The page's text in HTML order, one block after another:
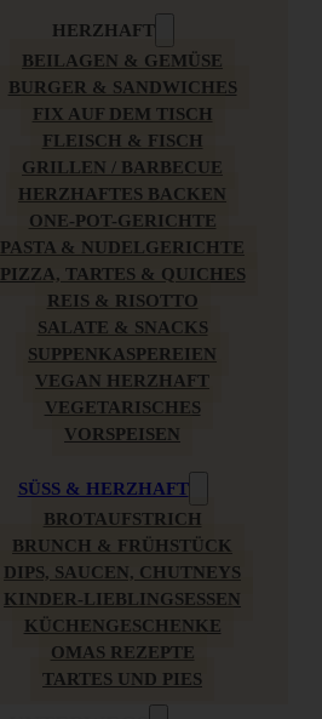
HERZHAFT
BEILAGEN & GEMÜSE
BURGER & SANDWICHES
FIX AUF DEM TISCH
FLEISCH & FISCH
GRILLEN / BARBECUE
HERZHAFTES BACKEN
ONE-POT-GERICHTE
PASTA & NUDELGERICHTE
PIZZA, TARTES & QUICHES
REIS & RISOTTO
SALATE & SNACKS
SUPPENKASPEREIEN
VEGAN HERZHAFT
VEGETARISCHES
VORSPEISEN
SÜSS & HERZHAFT
BROTAUFSTRICH
BRUNCH & FRÜHSTÜCK
DIPS, SAUCEN, CHUTNEYS
KINDER-LIEBLINGSESSEN
KÜCHENGESCHENKE
OMAS REZEPTE
TARTES UND PIES